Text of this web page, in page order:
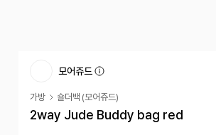
모어쥬드
가방 숄더백 (모어쥬드)
2way Jude Buddy bag red